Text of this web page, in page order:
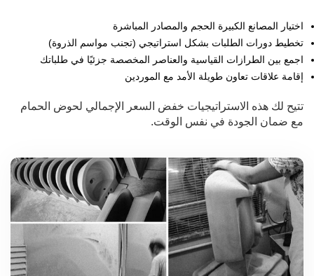
اختيار المصانع الكبيرة الحجم والمصادر المباشرة
تخطيط دورات الطلبات بشكل استراتيجي (تجنب مواسم الذروة)
اجمع بين الطرازات القياسية والعناصر المخصصة جزئيًا في طلباتك
إقامة علاقات تعاون طويلة الأمد مع الموردين
تتيح لك هذه الاستراتيجيات خفض السعر الإجمالي لحوض الحمام
مع ضمان الجودة في نفس الوقت.